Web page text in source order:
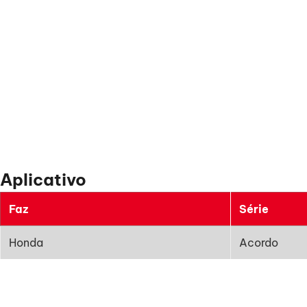
Aplicativo
Faz Série
Honda Acordo